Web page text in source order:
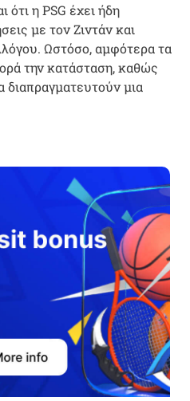
ότι η PSG έχει ήδη
με τον Ζιντάν και
Ωστόσο, αμφότερα τα
την κατάσταση, καθώς
διαπραγματευτούν μια